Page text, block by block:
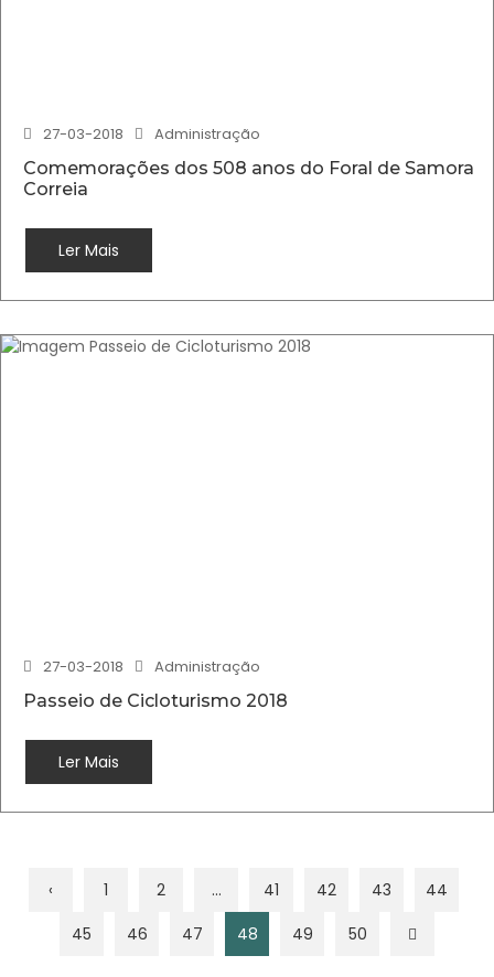
27-03-2018
Administração
Comemorações dos 508 anos do Foral de Samora
Correia
Ler Mais
27-03-2018
Administração
Passeio de Cicloturismo 2018
Ler Mais
‹ 1 2 ... 41 42 43
44
45
46 47 48 49 50